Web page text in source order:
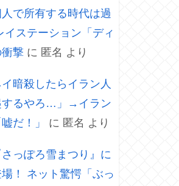
で所有する時代は過
ステーション「ディ
撃 に 匿名 より
暗殺したらイラン人
するやろ…」→イラン
だ！」
に 匿名 より
っぽろ雪まつり』に
！ ネット驚愕「ぶっ